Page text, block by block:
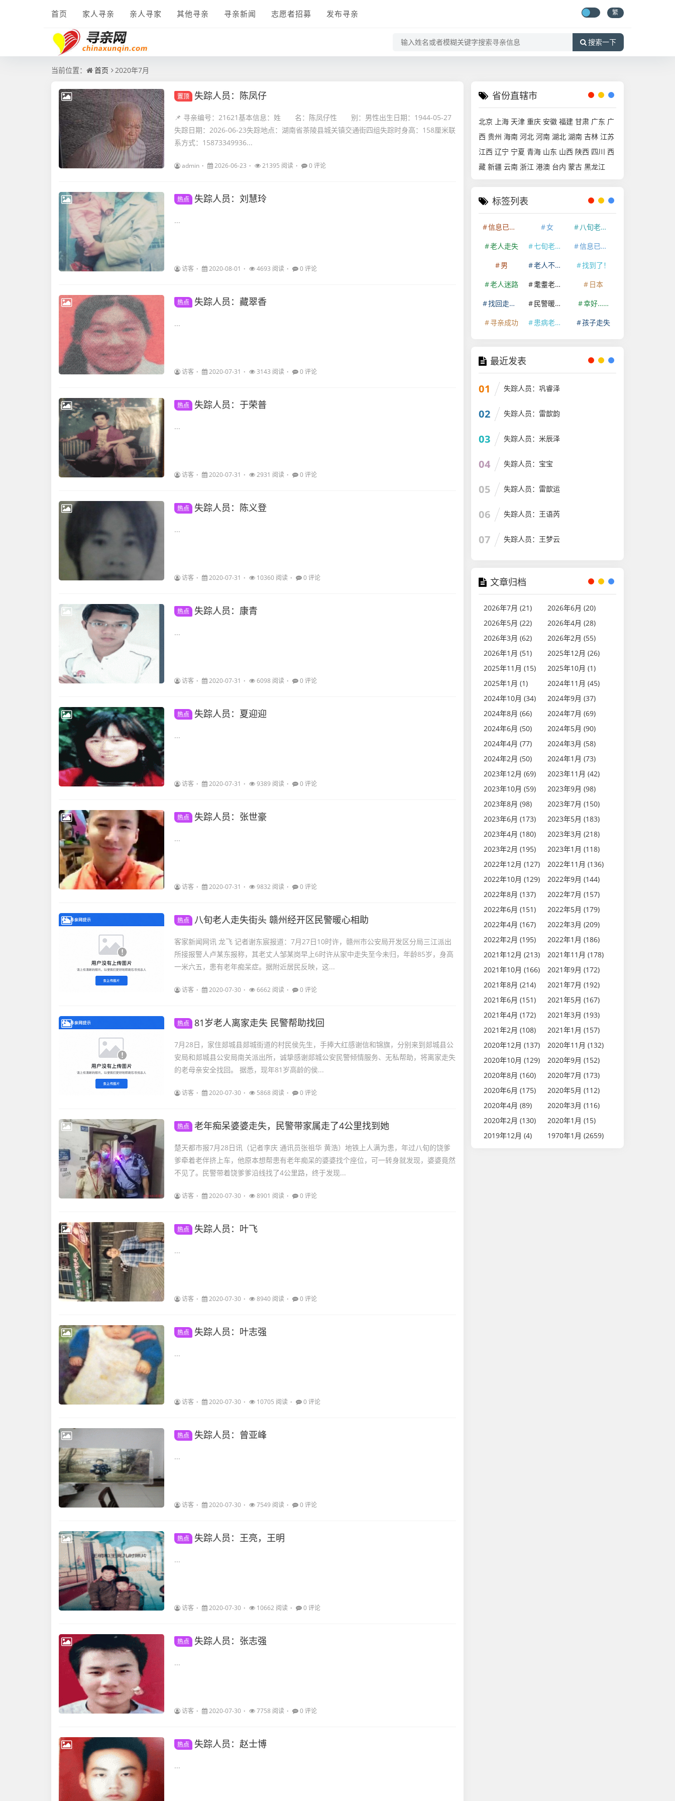
首页 家人寻亲 亲人寻家 其他寻亲 寻亲新闻 志愿者招募 发布寻亲 繁
搜索一下
当前位置： 首页 2020年7月
置顶 失踪人员：陈凤仔
📌 寻亲编号：21621基本信息：姓 名：陈凤仔性 别：男性出生日期：1944-05-27
失踪日期：2026-06-23失踪地点：湖南省茶陵县城关镇交通街四组失踪时身高：158厘米联
系方式：15873349936...
admin 2026-06-23 21395 阅读 0 评论
热点 失踪人员：刘慧玲
...
访客 2020-08-01 4693 阅读 0 评论
热点 失踪人员：藏翠香
...
访客 2020-07-31 3143 阅读 0 评论
热点 失踪人员：于荣普
...
访客 2020-07-31 2931 阅读 0 评论
热点 失踪人员：陈义登
...
访客 2020-07-31 10360 阅读 0 评论
热点 失踪人员：康青
...
访客 2020-07-31 6098 阅读 0 评论
热点 失踪人员：夏迎迎
...
访客 2020-07-31 9389 阅读 0 评论
热点 失踪人员：张世豪
...
访客 2020-07-31 9832 阅读 0 评论
热点 八旬老人走失街头 赣州经开区民警暖心相助
客家新闻网讯 龙飞 记者谢东宸报道：7月27日10时许，赣州市公安局开发区分局三江派出
所接报警人卢某东报称，其老丈人邹某岗早上6时许从家中走失至今未归，年龄85岁，身高
一米六五，患有老年痴呆症。据附近居民反映，这...
访客 2020-07-30 6662 阅读 0 评论
热点 81岁老人离家走失 民警帮助找回
7月28日，家住郯城县郯城街道的村民侯先生，手捧大红感谢信和锦旗，分别来到郯城县公
安局和郯城县公安局南关派出所，诚挚感谢郯城公安民警倾情服务、无私帮助，将离家走失
的老母亲安全找回。 据悉，现年81岁高龄的侯...
访客 2020-07-30 5868 阅读 0 评论
热点 老年痴呆婆婆走失，民警带家属走了4公里找到她
楚天都市报7月28日讯（记者李庆 通讯员张祖华 黄浩）地铁上人满为患，年过八旬的饶爹
爹牵着老伴挤上车，他原本想帮患有老年痴呆的婆婆找个座位，可一转身就发现，婆婆竟然
不见了。民警带着饶爹爹沿线找了4公里路，终于发现...
访客 2020-07-30 8901 阅读 0 评论
热点 失踪人员：叶飞
...
访客 2020-07-30 8940 阅读 0 评论
热点 失踪人员：叶志强
...
访客 2020-07-30 10705 阅读 0 评论
热点 失踪人员：曾亚峰
...
访客 2020-07-30 7549 阅读 0 评论
热点 失踪人员：王亮，王明
...
访客 2020-07-30 10662 阅读 0 评论
热点 失踪人员：张志强
...
访客 2020-07-30 7758 阅读 0 评论
热点 失踪人员：赵士博
...
省份直辖市
北京 上海 天津 重庆 安徽 福建 甘肃 广东 广
西 贵州 海南 河北 河南 湖北 湖南 吉林 江苏
江西 辽宁 宁夏 青海 山东 山西 陕西 四川 西
藏 新疆 云南 浙江 港澳 台内 蒙古 黑龙江
标签列表
信息已经删除 女
八旬老人走失
老人走失
七旬老人走失
信息已删除
男
老人不慎走失
找到了！
老人迷路
耄耋老人走失
日本
找回走失老人
民警暖心救助
幸好……
寻亲成功
患病老人走失 孩子走失
最近发表
01 失踪人员：巩睿泽
02 失踪人员：雷歆韵
03 失踪人员：米辰泽
04 失踪人员：宝宝
05 失踪人员：雷歆运
06 失踪人员：王语芮
07 失踪人员：王梦云
文章归档
2026年7月 (21)
2026年6月 (20)
2026年5月 (22)
2026年4月 (28)
2026年3月 (62)
2026年2月 (55)
2026年1月 (51)
2025年12月 (26)
2025年11月 (15)
2025年10月 (1)
2025年1月 (1)
2024年11月 (45)
2024年10月 (34)
2024年9月 (37)
2024年8月 (66)
2024年7月 (69)
2024年6月 (50)
2024年5月 (90)
2024年4月 (77)
2024年3月 (58)
2024年2月 (50)
2024年1月 (73)
2023年12月 (69)
2023年11月 (42)
2023年10月 (59)
2023年9月 (98)
2023年8月 (98)
2023年7月 (150)
2023年6月 (173)
2023年5月 (183)
2023年4月 (180)
2023年3月 (218)
2023年2月 (195)
2023年1月 (118)
2022年12月 (127)
2022年11月 (136)
2022年10月 (129)
2022年9月 (144)
2022年8月 (137)
2022年7月 (157)
2022年6月 (151)
2022年5月 (179)
2022年4月 (167)
2022年3月 (209)
2022年2月 (195)
2022年1月 (186)
2021年12月 (213)
2021年11月 (178)
2021年10月 (166)
2021年9月 (172)
2021年8月 (214)
2021年7月 (192)
2021年6月 (151)
2021年5月 (167)
2021年4月 (172)
2021年3月 (193)
2021年2月 (108)
2021年1月 (157)
2020年12月 (137)
2020年11月 (132)
2020年10月 (129)
2020年9月 (152)
2020年8月 (160)
2020年7月 (173)
2020年6月 (175)
2020年5月 (112)
2020年4月 (89)
2020年3月 (116)
2020年2月 (130)
2020年1月 (15)
2019年12月 (4)
1970年1月 (2659)